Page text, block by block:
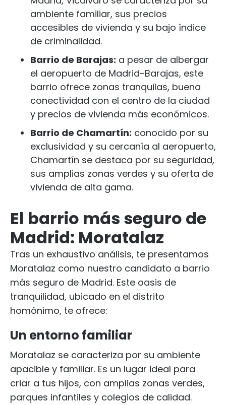
ambiente familiar, sus precios
accesibles de vivienda y su bajo índice
de criminalidad.
Barrio de Barajas: a pesar de albergar
el aeropuerto de Madrid-Barajas, este
barrio ofrece zonas tranquilas, buena
conectividad con el centro de la ciudad
y precios de vivienda más económicos.
Barrio de Chamartín: conocido por su
exclusividad y su cercanía al aeropuerto,
Chamartín se destaca por su seguridad,
sus amplias zonas verdes y su oferta de
vivienda de alta gama.
El barrio más seguro de
Madrid: Moratalaz
Tras un exhaustivo análisis, te presentamos
Moratalaz como nuestro candidato a barrio
más seguro de Madrid. Este oasis de
tranquilidad, ubicado en el distrito
homónimo, te ofrece:
Un entorno familiar
Moratalaz se caracteriza por su ambiente
apacible y familiar. Es un lugar ideal para
criar a tus hijos, con amplias zonas verdes,
parques infantiles y colegios de calidad.